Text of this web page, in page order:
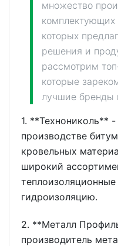
множество
которых
решения и
рассмотрим
которые
лучшие бренды
1. **Технониколь**
производстве
кровельных
широкий
гидроизоляцию.
2. **Металл
производитель